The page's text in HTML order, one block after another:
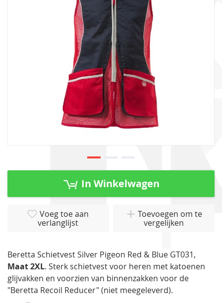
Ga
In Winkelwagen
Voeg toe aan
verlanglijst
Toevoegen om te
vergelijken
Beretta Schietvest Silver Pigeon Red & Blue GT031,
Maat 2XL. Sterk schietvest voor heren met katoenen
glijvakken en voorzien van binnenzakken voor de
"Beretta Recoil Reducer" (niet meegeleverd).